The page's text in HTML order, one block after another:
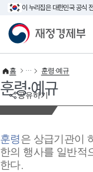
이 누리집은 대한민국 공식
재정경제부
공유하기
홈 훈령·예규
훈령·예규
훈령은 상급기관이
한의 행사를 일반적
한다.